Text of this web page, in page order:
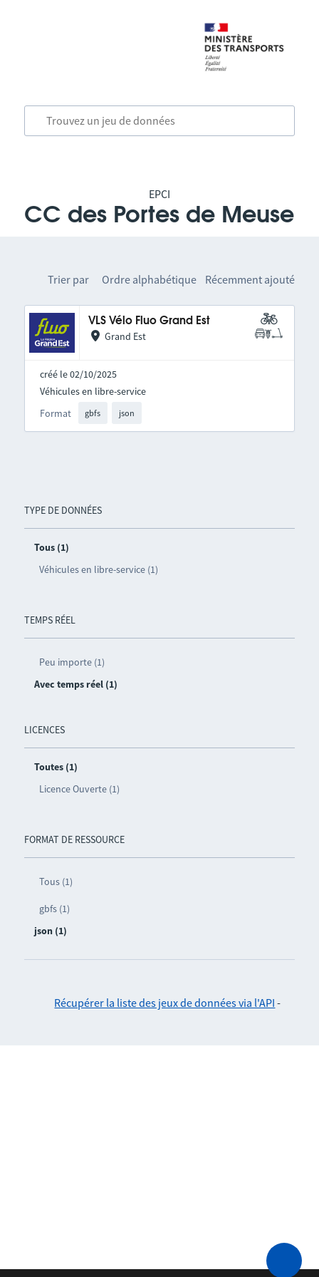
EPCI
CC des Portes de Meuse
TYPE DE DONNÉES
Tous (1)
Véhicules en libre-service (1)
TEMPS RÉEL
Peu importe (1)
Avec temps réel (1)
LICENCES
Toutes (1)
Licence Ouverte (1)
FORMAT DE RESSOURCE
Tous (1)
gbfs (1)
json (1)
Trier par Ordre alphabétique Récemment ajouté
VLS Vélo Fluo Grand Est
Grand Est
créé le 02/10/2025
Format gbfs json
Véhicules en libre-service
Récupérer la liste des jeux de données via l'API -